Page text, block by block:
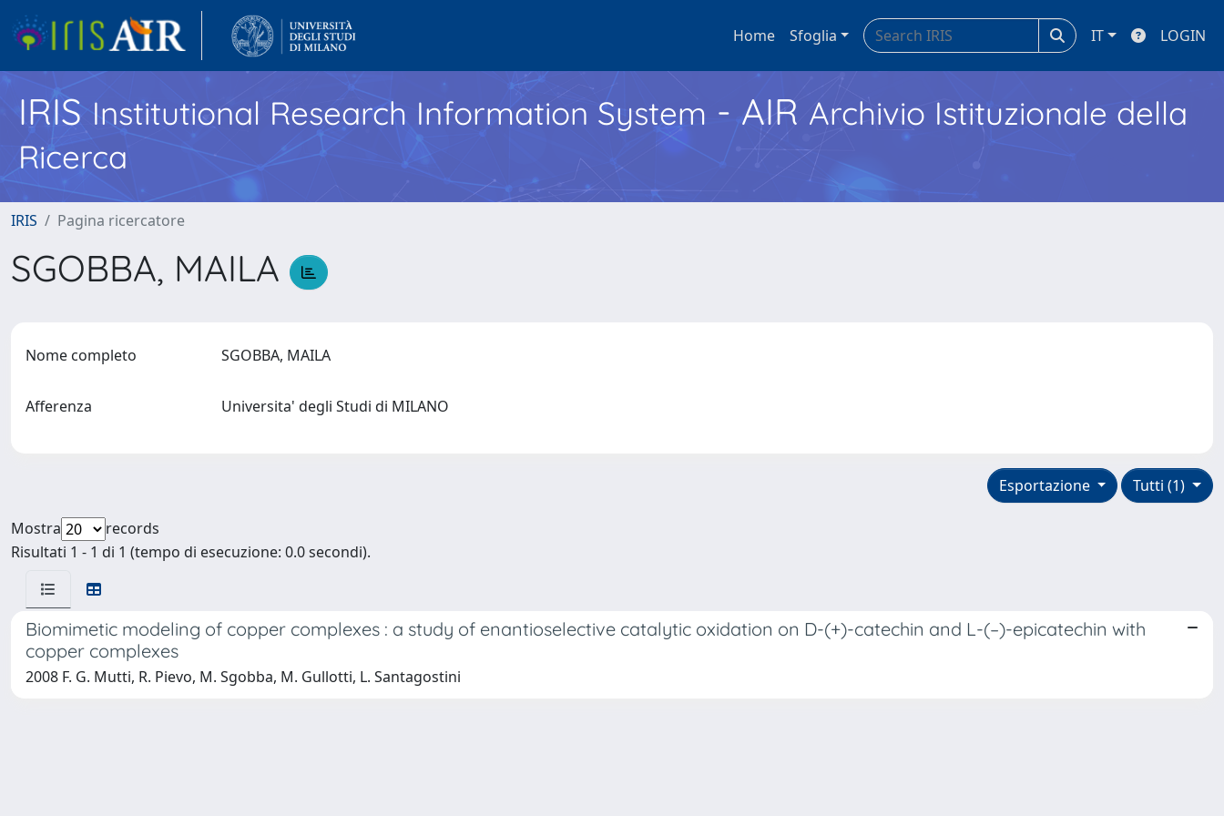
Home Sfoglia IT LOGIN
IRISInstitutional Research Information System - AIR Archivio Istituzionale della
Ricerca
IRIS Pagina ricercatore
SGOBBA, MAILA
Nome completo SGOBBA, MAILA
Afferenza Universita' degli Studi di MILANO
Tutti (1)
Esportazione
Mostra
records
Risultati 1 - 1 di 1 (tempo di esecuzione: 0.0 secondi).
Biomimetic modeling of copper complexes : a study of enantioselective catalytic oxidation on D-(+)-catechin and L-(–)-epicatechin with
copper complexes
2008 F. G. Mutti, R. Pievo, M. Sgobba, M. Gullotti, L. Santagostini